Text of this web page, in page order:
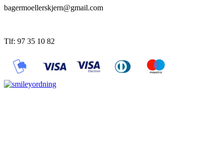
bagermoellerskjern@gmail.com
Tlf: 97 35 10 82